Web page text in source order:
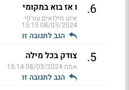
6
. ו אז בוא במקומי
איש מילואים עורפי
08/03/2024 15:15
הגב לתגובה זו
5
. צודק בכל מילה
אמת08/03/2024 15:14
הגב לתגובה זו